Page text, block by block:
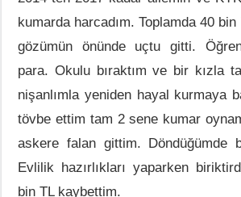
kumarda harcadım. Toplamda 40
gözümün önünde uçtu gitti.
para. Okulu bıraktım ve bir kızla
nişanlımla yeniden hayal kurmaya
tövbe ettim tam 2 sene kumar
askere falan gittim. Döndüğümde
Evlilik hazırlıkları yaparken
bin TL kaybettim.